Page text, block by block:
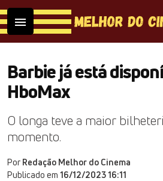
Barbie já está
HboMax
O longa teve a maior
momento.
Por Redação Melhor do Cinema
Publicado em 16/12/2023 16:11